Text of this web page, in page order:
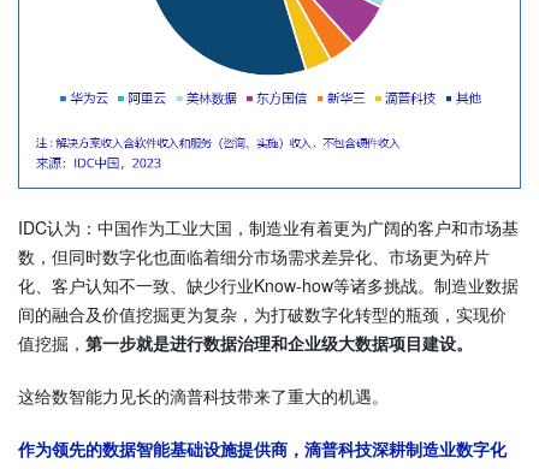
IDC认为：中国作为工业大国，制造业有着更为广阔的客户和市场基
数，但同时数字化也面临着细分市场需求差异化、市场更为碎片
化、客户认知不一致、缺少行业Know-how等诸多挑战。制造业数据
间的融合及价值挖掘更为复杂，为打破数字化转型的瓶颈，实现价
值挖掘， 第一步就是进行数据治理和企业级大数据项目建设。
这给数智能力见长的滴普科技带来了重大的机遇。
作为领先的数据智能基础设施提供商，滴普科技深耕制造业数字化